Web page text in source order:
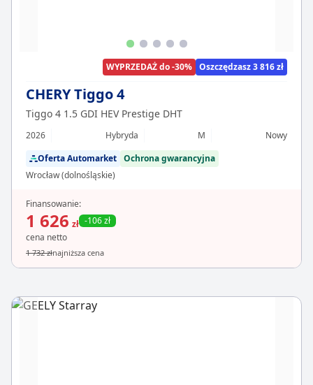
WYPRZEDAŻ do -30% Oszczędzasz 3 816 zł
CHERY Tiggo 4
Tiggo 4 1.5 GDI HEV Prestige DHT
2026 Hybryda M
Nowy
Oferta Automarket Ochrona gwarancyjna
Wrocław (dolnośląskie)
Finansowanie:
1 626 zł -106 zł
cena netto
1 732 złnajniższa cena